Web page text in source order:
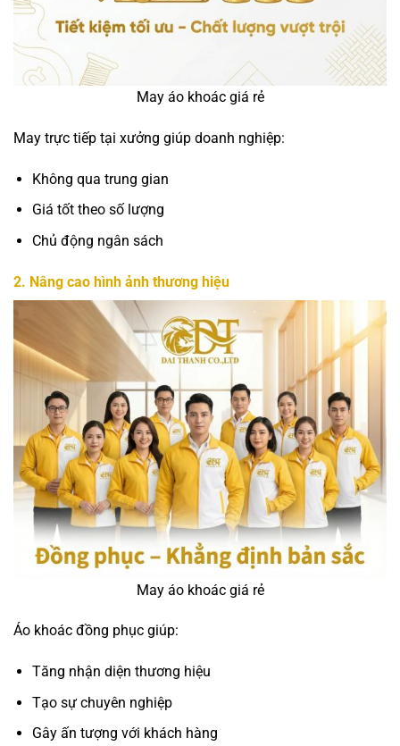
May áo khoác giá rẻ
May trực tiếp tại xưởng giúp doanh nghiệp:
Không qua trung gian
Giá tốt theo số lượng
Chủ động ngân sách
2. Nâng cao hình ảnh thương hiệu
May áo khoác giá rẻ
Áo khoác đồng phục giúp:
Tăng nhận diện thương hiệu
Tạo sự chuyên nghiệp
Gây ấn tượng với khách hàng